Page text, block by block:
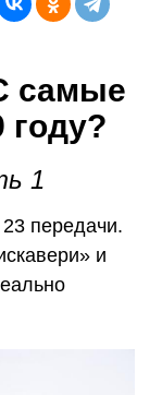
самые
году?
1
передачи.
и